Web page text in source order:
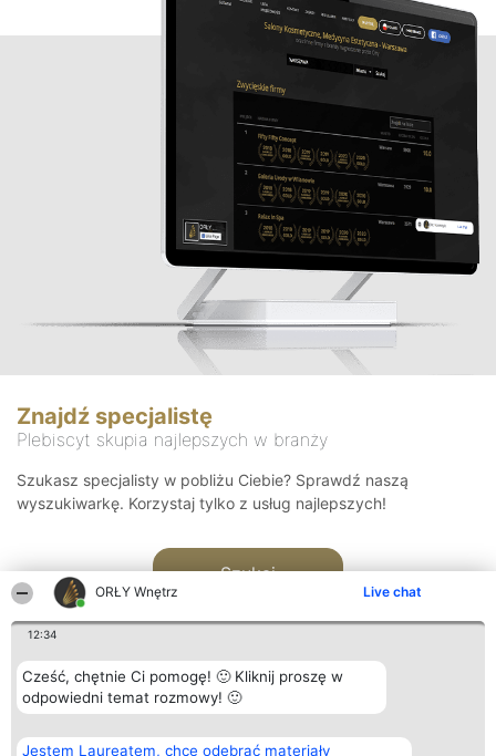
ORŁY Wnętrz Live chat
12:34
Cześć, chętnie Ci pomogę! 🙂 Kliknij proszę w
odpowiedni temat rozmowy! 🙂
Jestem Laureatem, chcę odebrać materiały
Znajdź specjalistę
Plebiscyt skupia najlepszych w branży
Szukasz specjalisty w pobliżu Ciebie? Sprawdź naszą
wyszukiwarkę. Korzystaj tylko z usług najlepszych!
Szukaj
Organizator plebiscytu
Bright Side Solutions sp. z o.
Plebiscyt
Laureaci
Kontakt
Kontakt